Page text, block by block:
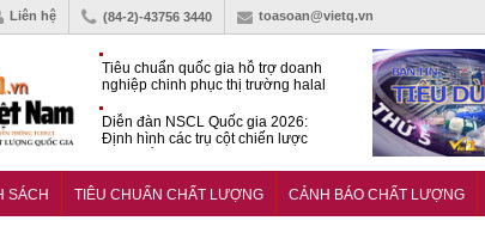
Liên hệ (84-2)-43756 3440 toasoan@vietq.vn
Tiêu chuẩn quốc gia hỗ trợ doanh
nghiệp chinh phục thị trường halal
Diễn đàn NSCL Quốc gia 2026:
Định hình các trụ cột chiến lược
Chất lượng Quốc gia năm 2026
SÁCH TIÊU CHUẨN CHẤT LƯỢNG CẢNH BÁO CHẤT LƯỢNG